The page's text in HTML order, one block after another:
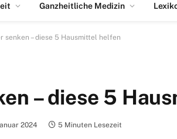
Ganzheitliche Medizin
senken – diese 5 Hausmittel helfen
– diese 5
2024 5 Minuten Lesezeit